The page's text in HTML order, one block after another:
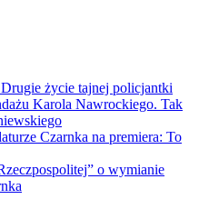
życie tajnej policjantki
Karola Nawrockiego. Tak
Czarnka na premiera: To
o wymianie